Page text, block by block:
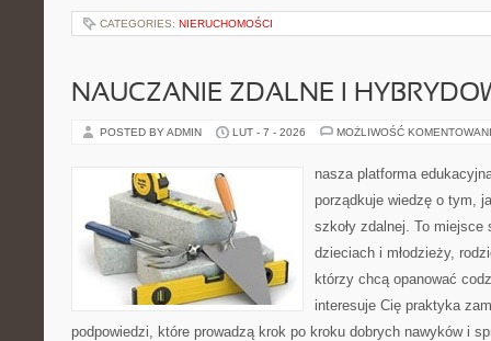
CATEGORIES: NIERUCHOMOŚCI
NAUCZANIE ZDALNE I
POSTED BY ADMIN LUT - 7 - 2026 MOŻLIWOŚĆ
nasza platforma
porządkuje wiedzę o tym,
szkoły zdalnej. To
dzieciach i młodzieży,
którzy chcą opanować
interesuje Cię praktyka
podpowiedzi, które prowadzą krok po kroku dobrych nawyków i